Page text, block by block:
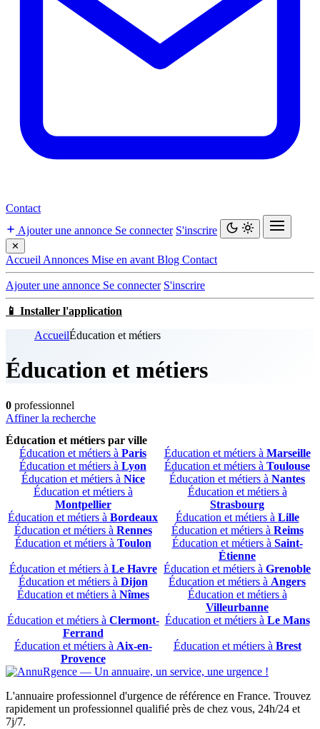
Contact
Ajouter une annonce Se connecter S'inscrire
✕
Accueil Annonces Mise en avant Blog Contact
Ajouter une annonce Se connecter S'inscrire
📱 Installer l'application
AccueilÉducation et métiers
Éducation et métiers
0 professionnel
Affiner la recherche
Éducation et métiers par ville
Éducation et métiers à Paris Éducation et métiers à Marseille
Éducation et métiers à Lyon Éducation et métiers à Toulouse
Éducation et métiers à Nice Éducation et métiers à Nantes
Éducation et métiers à
Montpellier
Éducation et métiers à
Strasbourg
Éducation et métiers à Bordeaux Éducation et métiers à Lille
Éducation et métiers à Rennes Éducation et métiers à Reims
Éducation et métiers à Toulon Éducation et métiers à Saint-
Étienne
Éducation et métiers à Le Havre Éducation et métiers à Grenoble
Éducation et métiers à Dijon Éducation et métiers à Angers
Éducation et métiers à Nîmes
Éducation et métiers à
Villeurbanne
Éducation et métiers à Clermont-
Ferrand
Éducation et métiers à Le Mans
Éducation et métiers à Aix-en-
Provence
Éducation et métiers à Brest
L'annuaire professionnel d'urgence de référence en France. Trouvez
rapidement un professionnel qualifié près de chez vous, 24h/24 et
7j/7.